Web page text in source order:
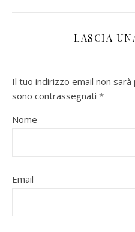
LASCIA
Il tuo indirizzo email non sarà
sono contrassegnati *
Nome
Email